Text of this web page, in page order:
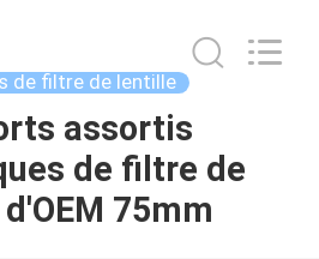
de filtre de lentille
assortis
de filtre de
75mm